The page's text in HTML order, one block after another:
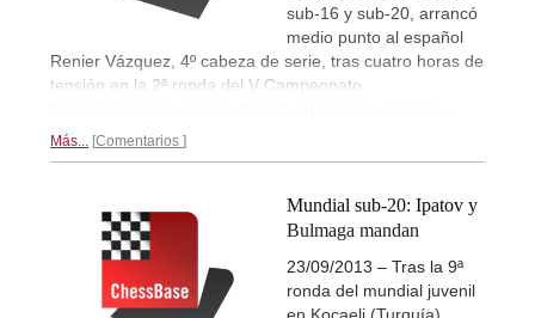
sub-16 y sub-20, arrancó
medio punto al español
Renier Vázquez, 4º cabeza de serie, tras cuatro horas de
tensión en la 2ª ronda del V Campeonato
Más... Comentarios
Mundial sub-20: Ipatov y
Bulmaga mandan
23/09/2013 – Tras la 9ª
ronda del mundial juvenil